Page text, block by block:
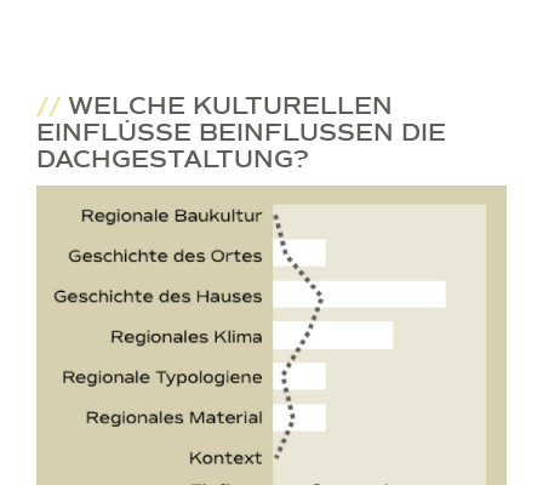
// WELCHE KULTURELLEN
EINFLÜSSE BEINFLUSSEN DIE
DACHGESTALTUNG?